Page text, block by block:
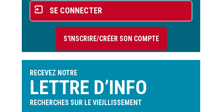
Menu
du
compte
l'utilisateur
SE CONNECTER
S'INSCRIRE/CRÉER SON COMPTE
RECEVEZ NOTRE
LETTRE D’INFO
RECHERCHES SUR LE VIEILLISSEMENT